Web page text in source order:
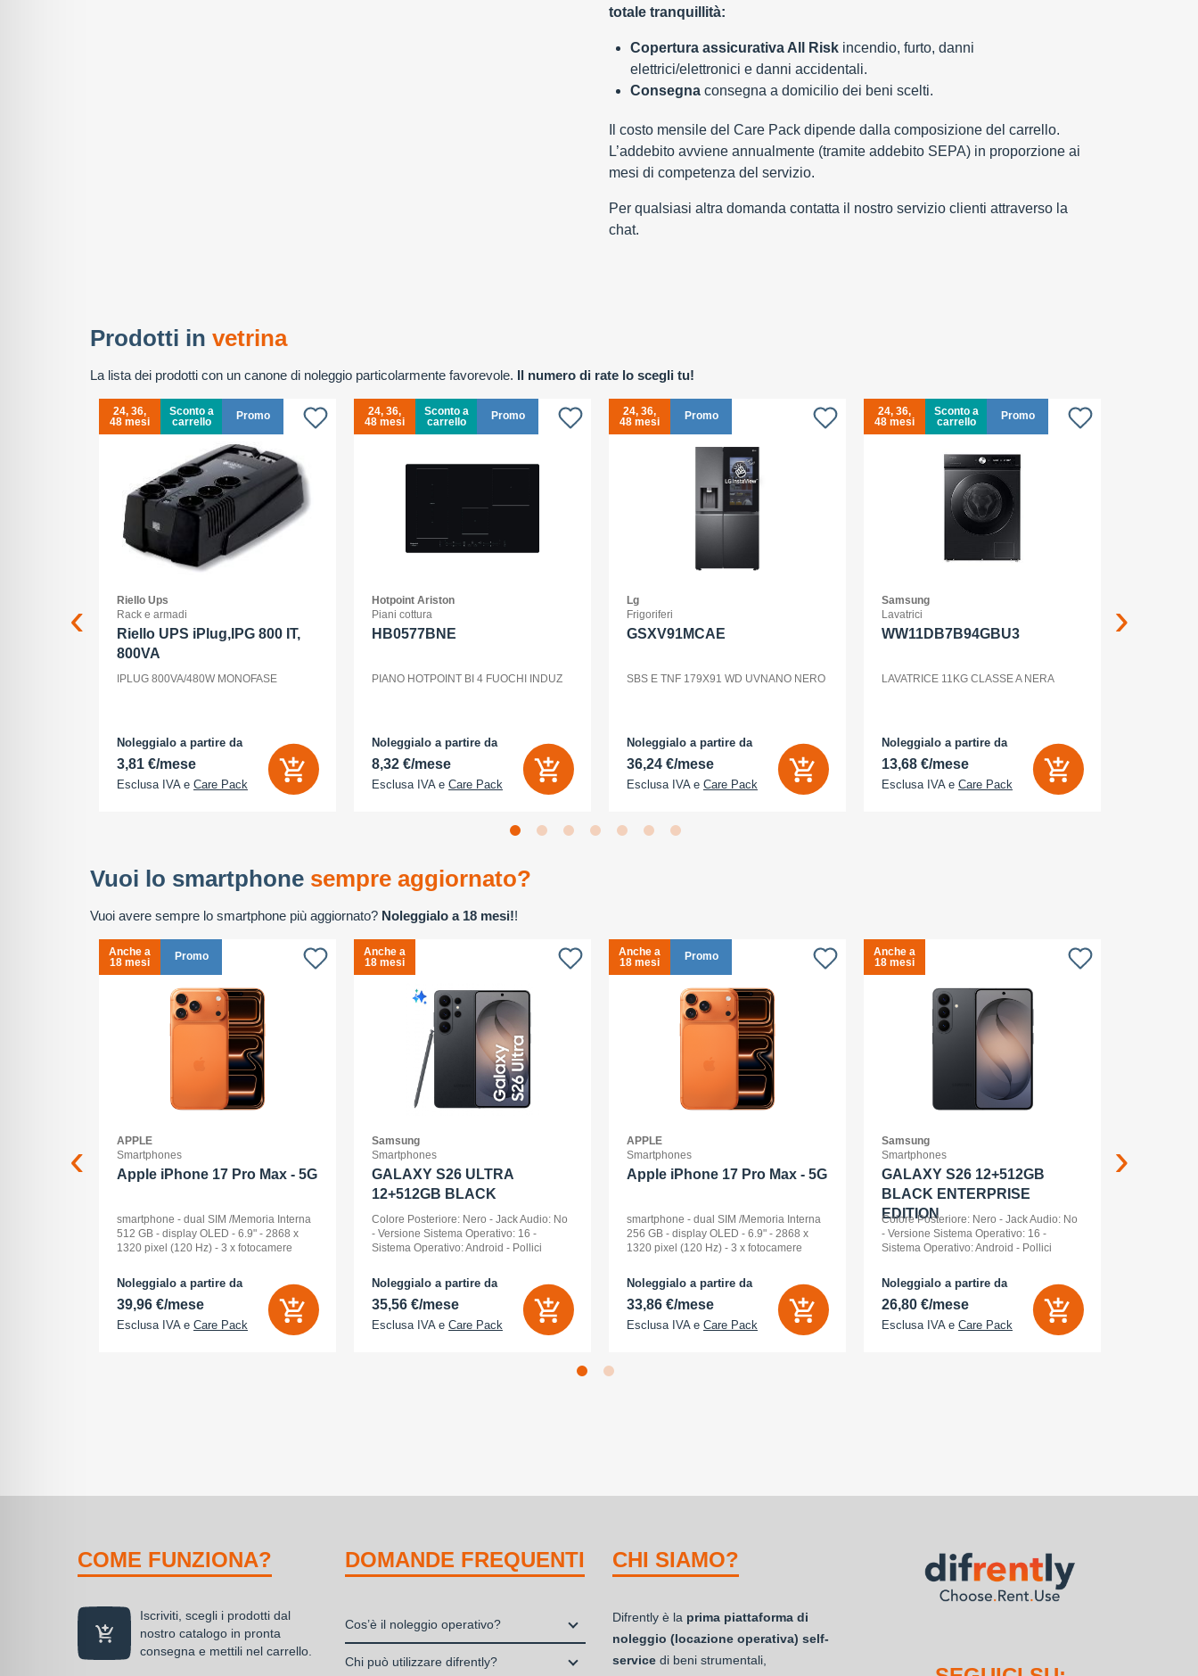
totale tranquillità:
Copertura assicurativa All Riskincendio, furto, danni
elettrici/elettronici e danni accidentali.
Consegnaconsegna a domicilio dei beni scelti.
Il costo mensile del Care Pack dipende dalla composizione del carrello.
L’addebito avviene annualmente (tramite addebito SEPA) in proporzione ai
mesi di competenza del servizio.
Per qualsiasi altra domanda contatta il nostro servizio clienti attraverso la
chat.
Prodotti in vetrina
La lista dei prodotti con un canone di noleggio particolarmente favorevole. Il numero di rate lo scegli tu!
24, 36,
48 mesi
Sconto a
carrello
Promo
Riello Ups
Rack e armadi
Riello UPS iPlug,IPG 800 IT,
800VA
IPLUG 800VA/480W MONOFASE
Noleggialo a partire da
3,81 €/mese
Esclusa IVA e Care Pack
24, 36,
48 mesi
Sconto a
carrello
Promo
Hotpoint Ariston
Piani cottura
HB0577BNE
PIANO HOTPOINT BI 4 FUOCHI INDUZ
Noleggialo a partire da
8,32 €/mese
Esclusa IVA e Care Pack
24, 36,
48 mesi
Promo
Lg
Frigoriferi
GSXV91MCAE
SBS E TNF 179X91 WD UVNANO NERO
Noleggialo a partire da
36,24 €/mese
Esclusa IVA e Care Pack
24, 36,
48 mesi
Sconto a
carrello
Promo
Samsung
Lavatrici
WW11DB7B94GBU3
LAVATRICE 11KG CLASSE A NERA
Noleggialo a partire da
13,68 €/mese
Esclusa IVA e Care Pack
Vuoi lo smartphone sempre aggiornato?
Vuoi avere sempre lo smartphone più aggiornato? Noleggialo a 18 mesi!!
Anche a
18 mesi
Promo
APPLE
Smartphones
Apple iPhone 17 Pro Max - 5G
smartphone - dual SIM /Memoria Interna
512 GB - display OLED - 6.9" - 2868 x
1320 pixel (120 Hz) - 3 x fotocamere
camera 18 Megapixel - arancione
cosmico
Noleggialo a partire da
39,96 €/mese
Esclusa IVA e Care Pack
Anche a
18 mesi
Samsung
Smartphones
GALAXY S26 ULTRA
12+512GB BLACK
Colore Posteriore: Nero - Jack Audio: No
- Versione Sistema Operativo: 16 -
Sistema Operativo: Android - Pollici
AMOLED 2x - Memoria Interna (ROM):
512 GB - Espandibile fino a: 0 GB - Dual
Noleggialo a partire da
35,56 €/mese
Esclusa IVA e Care Pack
Anche a
18 mesi
Promo
APPLE
Smartphones
Apple iPhone 17 Pro Max - 5G
smartphone - dual SIM /Memoria Interna
256 GB - display OLED - 6.9" - 2868 x
1320 pixel (120 Hz) - 3 x fotocamere
camera 18 Megapixel - arancione
cosmico
Noleggialo a partire da
33,86 €/mese
Esclusa IVA e Care Pack
Anche a
18 mesi
Samsung
Smartphones
GALAXY S26 12+512GB
BLACK ENTERPRISE
EDITION
Colore Posteriore: Nero - Jack Audio: No
- Versione Sistema Operativo: 16 -
Sistema Operativo: Android - Pollici
- Memoria Interna (ROM): 512 GB -
Espandibile fino a: 0 GB - Dual Sim: Sì
Noleggialo a partire da
26,80 €/mese
Esclusa IVA e Care Pack
COME FUNZIONA?
Iscriviti, scegli i prodotti dal
nostro catalogo in pronta
consegna e mettili nel carrello.
DOMANDE FREQUENTI
Cos’è il noleggio operativo?
Il noleggio, o locazione operativa, è una
Chi può utilizzare difrently?
CHI SIAMO?
Difrently è la prima piattaforma di
noleggio (locazione operativa) self-
service di beni strumentali,